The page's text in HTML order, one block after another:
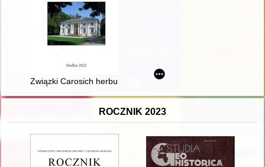
Związki Carosich herbu własnego z regionem siedleckim
ROCZNIK 2023